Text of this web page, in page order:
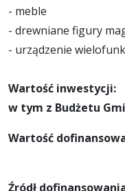
- meble
- drewniane figury
- urządzenie
Wartość
w tym z
Wartość
Źródł